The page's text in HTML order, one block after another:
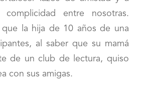
complicidad entre nosotras.
que la hija de 10 años de una
al saber que su mamá
de un club de lectura, quiso
con sus amigas.